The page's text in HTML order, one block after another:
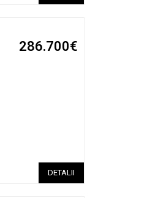
286.700€
DETALII